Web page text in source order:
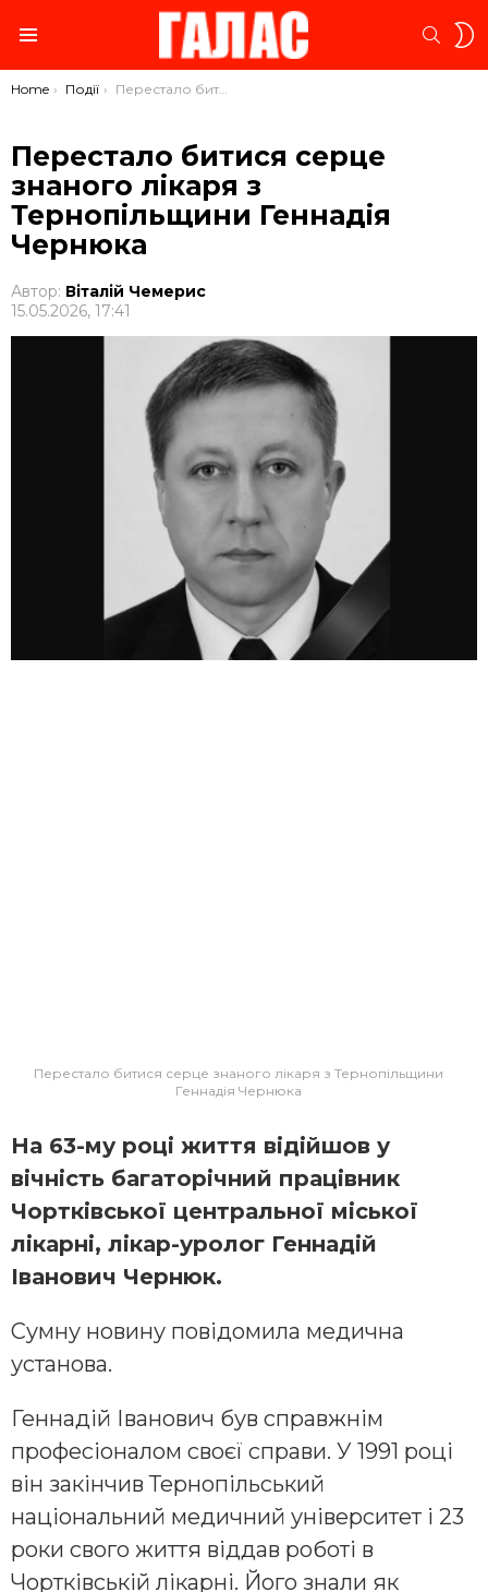
You are here:
Home Події Перестало битися серце знаного лікаря з Тернопільщини Геннадія Чернюка
Перестало битися серце
знаного лікаря з
Тернопільщини Геннадія
Чернюка
Автор: Віталій Чемерис
15.05.2026, 17:41
Перестало битися серце знаного лікаря з Тернопільщини
Геннадія Чернюка
На 63-му році життя відійшов у
вічність багаторічний працівник
Чортківської центральної міської
лікарні, лікар-уролог Геннадій
Іванович Чернюк.
Сумну новину повідомила медична
установа.
Геннадій Іванович був справжнім
професіоналом своєї справи. У 1991 році
він закінчив Тернопільський
національний медичний університет і 23
роки свого життя віддав роботі в
Чортківській лікарні. Його знали як